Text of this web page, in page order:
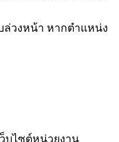
วงหน้า หากตำแหน่ง
บไซต์หน่วยงาน